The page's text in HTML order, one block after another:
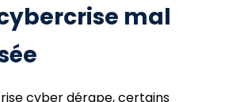
mal
cyber dérape, certains